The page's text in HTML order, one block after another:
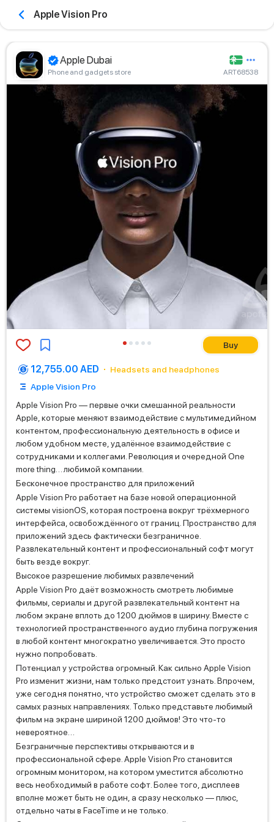
Apple Vision Pro
Apple Dubai
Phone and gadgets store ART68538
Buy
12,755.00 AED
Headsets and headphones
Apple Vision Pro
Apple Vision Pro — первые очки смешанной реальности
Apple, которые меняют взаимодействие с мультимедийном
контентом, профессиональную деятельность в офисе и
любом удобном месте, удалённое взаимодействие с
сотрудниками и коллегами. Революция и очередной One
more thing… любимой компании.
Бесконечное пространство для приложений
Apple Vision Pro работает на базе новой операционной
системы visionOS, которая построена вокруг трёхмерного
интерфейса, освобождённого от границ. Пространство для
приложений здесь фактически безграничное.
Развлекательный контент и профессиональный софт могут
быть везде вокруг.
Высокое разрешение любимых развлечений
Apple Vision Pro даёт возможность смотреть любимые
фильмы, сериалы и другой развлекательный контент на
любом экране вплоть до 1200 дюймов в ширину. Вместе с
технологией пространственного аудио глубина погружения
в любой контент многократно увеличивается. Это просто
нужно попробовать.
Потенциал у устройства огромный. Как сильно Apple Vision
Pro изменит жизни, нам только предстоит узнать. Впрочем,
уже сегодня понятно, что устройство сможет сделать это в
самых разных направлениях. Только представьте любимый
фильм на экране шириной 1200 дюймов! Это что-то
невероятное…
Безграничные перспективы открываются и в
профессиональной сфере. Apple Vision Pro становится
огромным монитором, на котором уместится абсолютно
весь необходимый в работе софт. Более того, дисплеев
вполне может быть не один, а сразу несколько — плюс,
отдельно чаты в FaceTime и не только.